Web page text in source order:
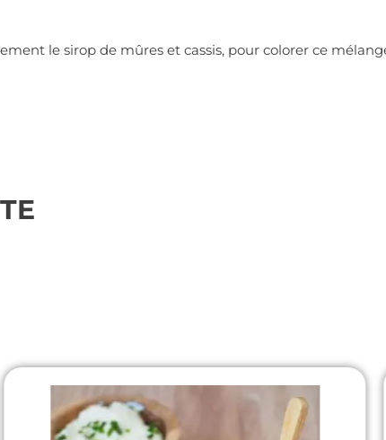
le sirop de mûres et cassis, pour colorer ce